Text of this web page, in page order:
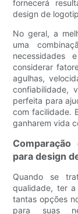
fornecerá
design de
No geral, a
uma
necessidades
considerar
agulhas,
confiabilidade,
perfeita para
com facilidade.
ganharem vida
para design
Quando se
qualidade, ter
tantas opções
para suas